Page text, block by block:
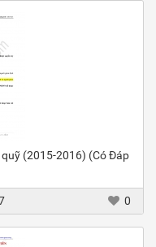
quỹ (2015-2016) (Có Đáp
0